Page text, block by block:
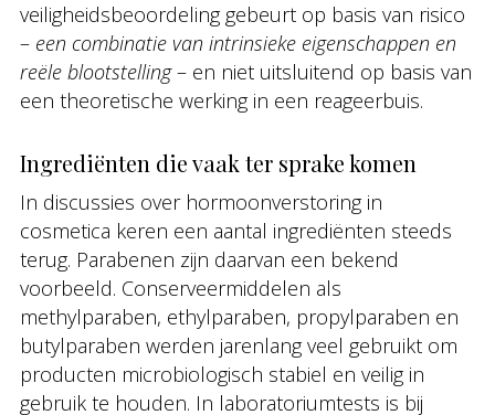
veiligheidsbeoordeling gebeurt op basis van risico
– een combinatie van intrinsieke eigenschappen en
reële blootstelling– en niet uitsluitend op basis van
een theoretische werking in een reageerbuis.
Ingrediënten die vaak ter sprake komen
In discussies over hormoonverstoring in
cosmetica keren een aantal ingrediënten steeds
terug. Parabenen zijn daarvan een bekend
voorbeeld. Conserveermiddelen als
methylparaben, ethylparaben, propylparaben en
butylparaben werden jarenlang veel gebruikt om
producten microbiologisch stabiel en veilig in
gebruik te houden. In laboratoriumtests is bij